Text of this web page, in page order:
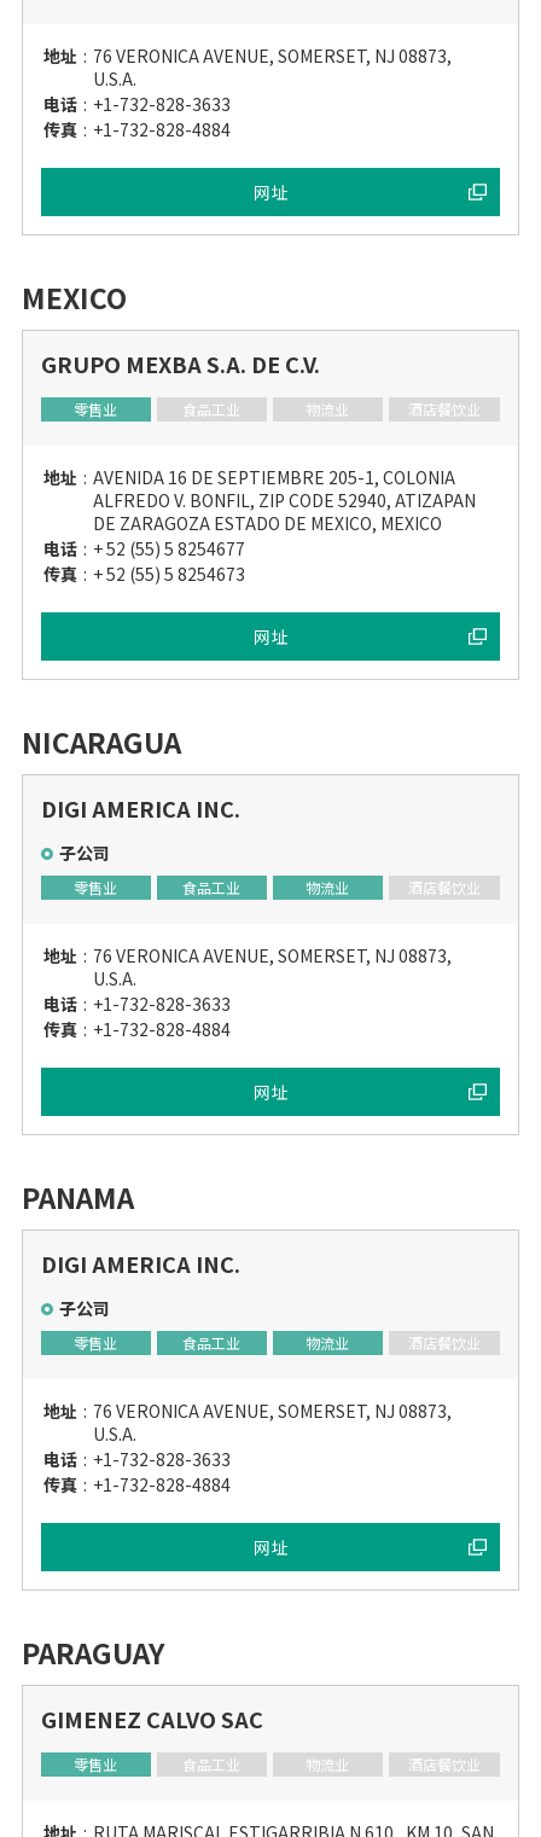
地址 : 76 VERONICA AVENUE, SOMERSET, NJ 08873,
U.S.A.
电话 : +1-732-828-3633
传真 : +1-732-828-4884
网址
MEXICO
GRUPO MEXBA S.A. DE C.V.
零售业 食品工业 物流业 酒店餐饮业
地址 : AVENIDA 16 DE SEPTIEMBRE 205-1, COLONIA
ALFREDO V. BONFIL, ZIP CODE 52940, ATIZAPAN
DE ZARAGOZA ESTADO DE MEXICO, MEXICO
电话 : + 52 (55) 5 8254677
传真 : + 52 (55) 5 8254673
网址
NICARAGUA
DIGI AMERICA INC.
子公司
零售业 食品工业 物流业 酒店餐饮业
地址 : 76 VERONICA AVENUE, SOMERSET, NJ 08873,
U.S.A.
电话 : +1-732-828-3633
传真 : +1-732-828-4884
网址
PANAMA
DIGI AMERICA INC.
子公司
零售业 食品工业 物流业 酒店餐饮业
地址 : 76 VERONICA AVENUE, SOMERSET, NJ 08873,
U.S.A.
电话 : +1-732-828-3633
传真 : +1-732-828-4884
网址
PARAGUAY
GIMENEZ CALVO SAC
零售业 食品工业 物流业 酒店餐饮业